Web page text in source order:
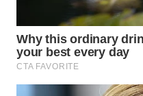
WN
KALSEL